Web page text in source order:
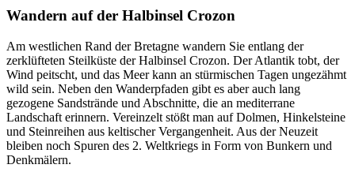
Wandern auf der Halbinsel Crozon
Am westlichen Rand der Bretagne wandern Sie entlang der
zerklüfteten Steilküste der Halbinsel Crozon. Der Atlantik tobt, der
Wind peitscht, und das Meer kann an stürmischen Tagen ungezähmt
wild sein. Neben den Wanderpfaden gibt es aber auch lang
gezogene Sandstrände und Abschnitte, die an mediterrane
Landschaft erinnern. Vereinzelt stößt man auf Dolmen, Hinkelsteine
und Steinreihen aus keltischer Vergangenheit. Aus der Neuzeit
bleiben noch Spuren des 2. Weltkriegs in Form von Bunkern und
Denkmälern.